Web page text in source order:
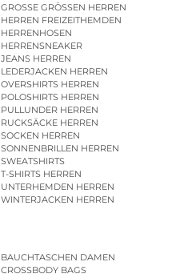
GROSSE GRÖSSEN HERREN
HERREN FREIZEITHEMDEN
HERRENHOSEN
HERRENSNEAKER
JEANS HERREN
LEDERJACKEN HERREN
OVERSHIRTS HERREN
POLOSHIRTS HERREN
PULLUNDER HERREN
RUCKSÄCKE HERREN
SOCKEN HERREN
SONNENBRILLEN HERREN
SWEATSHIRTS
T-SHIRTS HERREN
UNTERHEMDEN HERREN
WINTERJACKEN HERREN
BAUCHTASCHEN DAMEN
CROSSBODY BAGS